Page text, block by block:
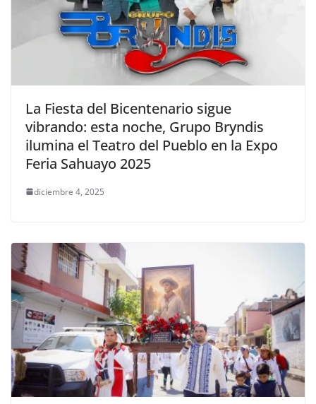
La Fiesta del Bicentenario sigue
vibrando: esta noche, Grupo Bryndis
ilumina el Teatro del Pueblo en la Expo
Feria Sahuayo 2025
diciembre 4, 2025